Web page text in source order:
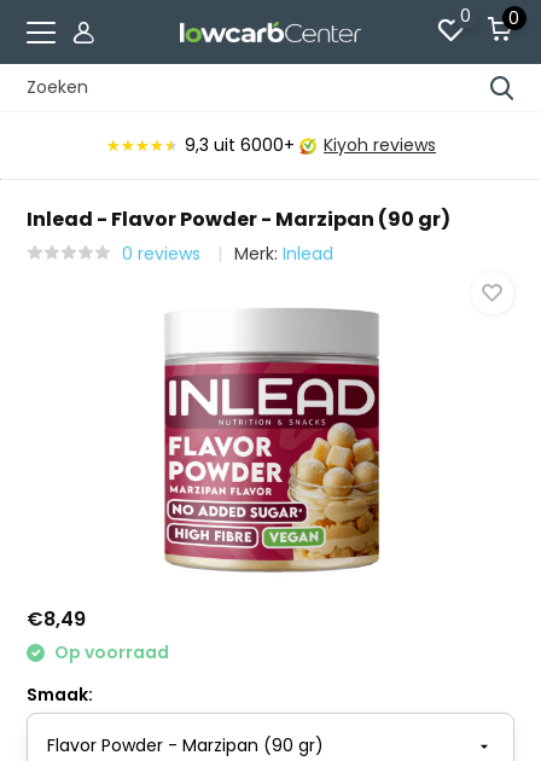
0 0
★★★★★
★★★★★ 9,3 uit 6000+ Kiyoh reviews
Inlead - Flavor Powder - Marzipan (90 gr)
0 reviews Merk:Inlead
€8,49
Op voorraad
Smaak: